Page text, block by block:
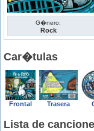
G�nero:
Rock
Car�tulas
Frontal Trasera
Lista de